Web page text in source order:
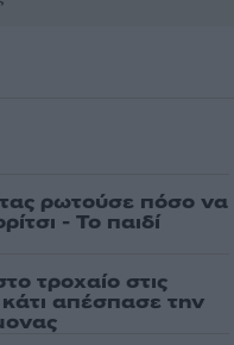
ρωτούσε πόσο να
- Το παιδί
τροχαίο στις
απέσπασε την